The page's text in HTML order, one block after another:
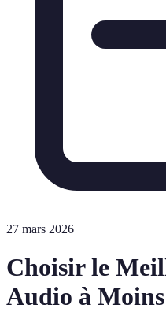
27 mars 2026
Choisir le
Audio à